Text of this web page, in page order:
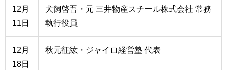
12月
11日
犬飼啓吾・元 三井物産スチール株式会社 常務
執行役員
12月
18日
秋元征紘・ジャイロ経営塾 代表